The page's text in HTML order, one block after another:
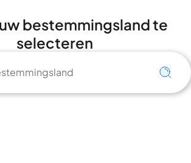
bestemmingsland te
selecteren